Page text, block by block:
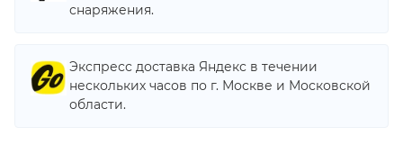
снаряжения.
Экспресс доставка Яндекс в течении
нескольких часов по г. Москве и Московской
области.